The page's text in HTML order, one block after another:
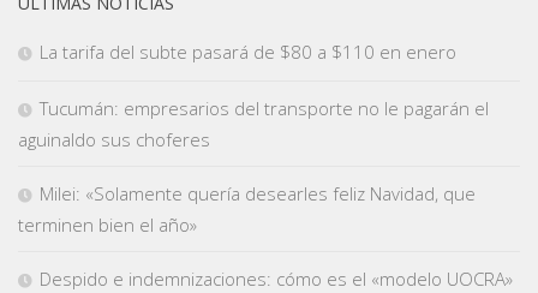
La tarifa del subte pasará de $80 a $110 en enero
Tucumán: empresarios del transporte no le pagarán el
aguinaldo sus choferes
Milei: «Solamente quería desearles feliz Navidad, que
terminen bien el año»
Despido e indemnizaciones: cómo es el «modelo UOCRA»